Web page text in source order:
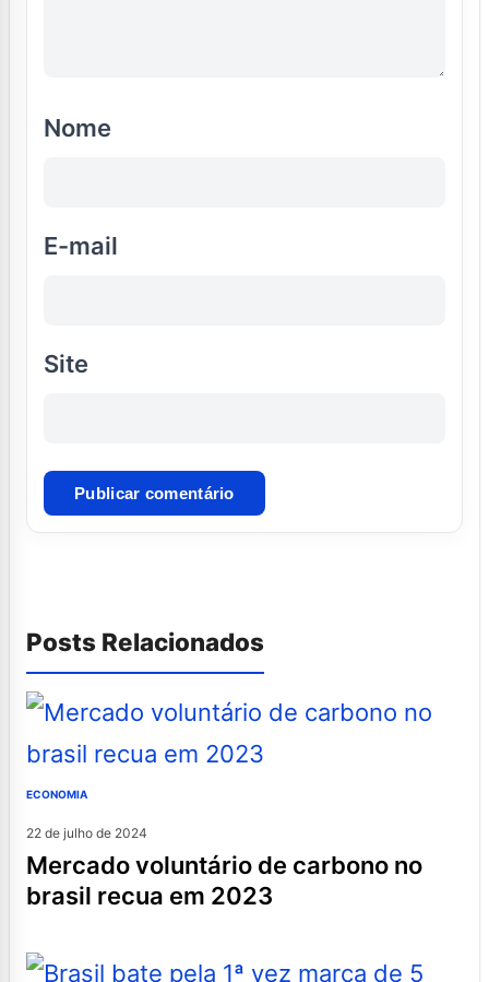
Nome
E-mail
Site
Posts Relacionados
ECONOMIA
22 de julho de 2024
mercado voluntário de carbono no
brasil recua em 2023